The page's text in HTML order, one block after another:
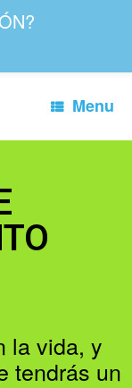
Menu
la vida, y
tendrás un